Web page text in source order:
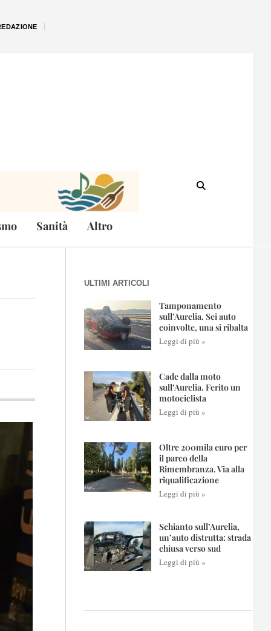
Sanità Altro
ULTIMI ARTICOLI
Tamponamento
sull’Aurelia. Sei auto
coinvolte, una si ribalta
Leggi di più »
Cade dalla moto
sull’Aurelia. Ferito un
motociclista
Leggi di più »
Oltre 200mila euro per
il parco della
Rimembranza. Via alla
riqualificazione
Leggi di più »
Schianto sull’Aurelia,
un’auto distrutta: strada
chiusa verso sud
Leggi di più »